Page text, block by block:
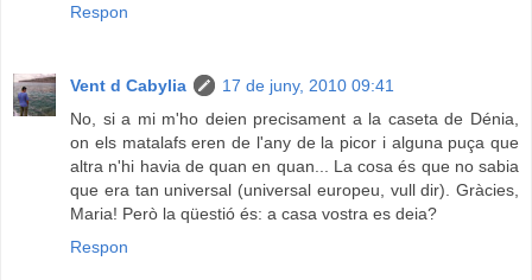
Respon
Vent d Cabylia
17 de juny, 2010 09:41
No, si a mi m'ho deien precisament a la caseta de Dénia,
on els matalafs eren de l'any de la picor i alguna puça que
altra n'hi havia de quan en quan... La cosa és que no sabia
que era tan universal (universal europeu, vull dir). Gràcies,
Maria! Però la qüestió és: a casa vostra es deia?
Respon